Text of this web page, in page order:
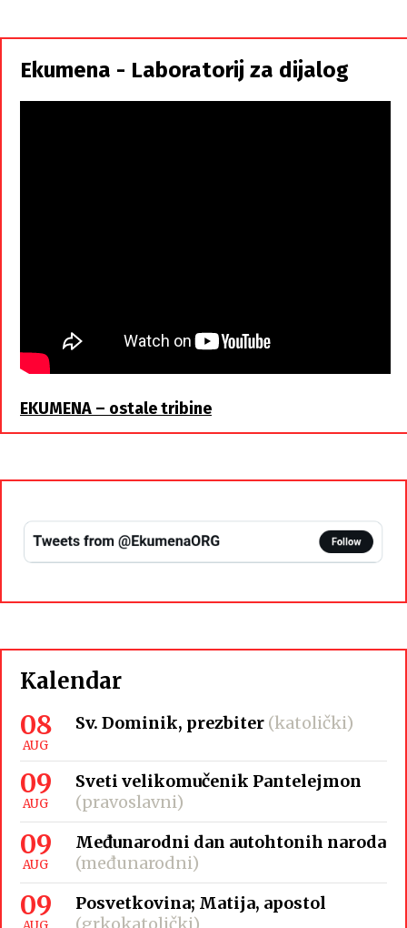
Srbi,
istorodna
braća
Ekumena - Laboratorij za dijalog
EKUMENA – ostale tribine
Kalendar
08
AUG
Sv. Dominik, prezbiter (katolički)
09
AUG
Sveti velikomučenik Pantelejmon
(pravoslavni)
09
AUG
Međunarodni dan autohtonih naroda
(međunarodni)
09
Posvetkovina; Matija, apostol
(grkokatolički)